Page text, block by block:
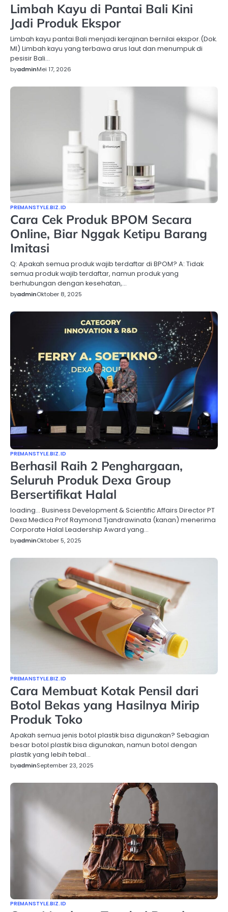
Limbah Kayu di Pantai Bali Kini
Jadi Produk Ekspor
Limbah kayu pantai Bali menjadi kerajinan bernilai ekspor.(Dok.
MI) Limbah kayu yang terbawa arus laut dan menumpuk di
pesisir Bali…
byadminMei 17, 2026
PREMANSTYLE.BIZ.ID
Cara Cek Produk BPOM Secara
Online, Biar Nggak Ketipu Barang
Imitasi
Q: Apakah semua produk wajib terdaftar di BPOM? A: Tidak
semua produk wajib terdaftar, namun produk yang
berhubungan dengan kesehatan,…
byadminOktober 8, 2025
PREMANSTYLE.BIZ.ID
Berhasil Raih 2 Penghargaan,
Seluruh Produk Dexa Group
Bersertifikat Halal
loading… Business Development & Scientific Affairs Director PT
Dexa Medica Prof Raymond Tjandrawinata (kanan) menerima
Corporate Halal Leadership Award yang…
byadminOktober 5, 2025
PREMANSTYLE.BIZ.ID
Cara Membuat Kotak Pensil dari
Botol Bekas yang Hasilnya Mirip
Produk Toko
Apakah semua jenis botol plastik bisa digunakan? Sebagian
besar botol plastik bisa digunakan, namun botol dengan
plastik yang lebih tebal…
byadminSeptember 23, 2025
PREMANSTYLE.BIZ.ID